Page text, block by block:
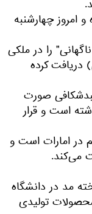
امروز چهارشنبه
را در ملکی
دریافت کرده
صورت
است و قرار
امارات است و
می‌کند.
مد در دانشگاه
تولیدی